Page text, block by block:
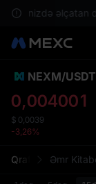
əlçatan
NEXM/USDT
0,004001
$ 0,0039
-3,26%
Qrafik Əmr